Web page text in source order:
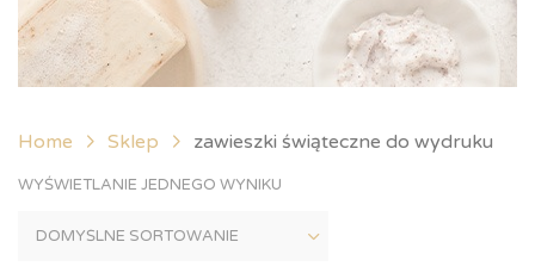
Home Sklep zawieszki świąteczne do wydruku
WYŚWIETLANIE JEDNEGO WYNIKU